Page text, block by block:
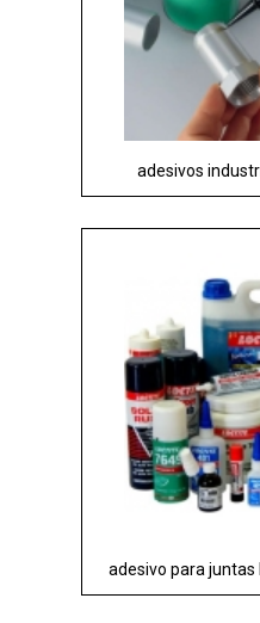
adesivos
adesivo para